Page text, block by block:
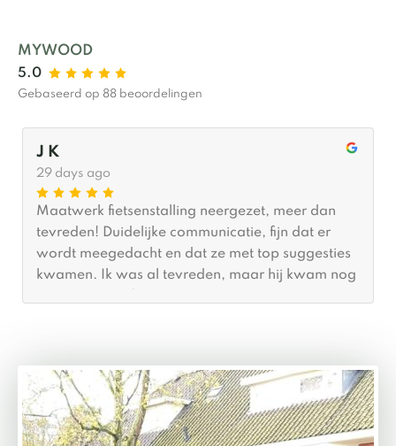
MYWOOD
5.0
Gebaseerd op 88 beoordelingen
Linda Bekker
2 months ago
Wat een goede en fijne ervaring was dit. Goede
en duidelijke communicatie, openheid en
meedenken wat passend zou zijn in onze
kindertuin en daarna een afspraak gemaakt.
namen de zon mee. Alles netjes al klaar gemaakt
en echt binnen no time stond het tuinschuurtje.
Helemaal niet storend in de tuin, keurig